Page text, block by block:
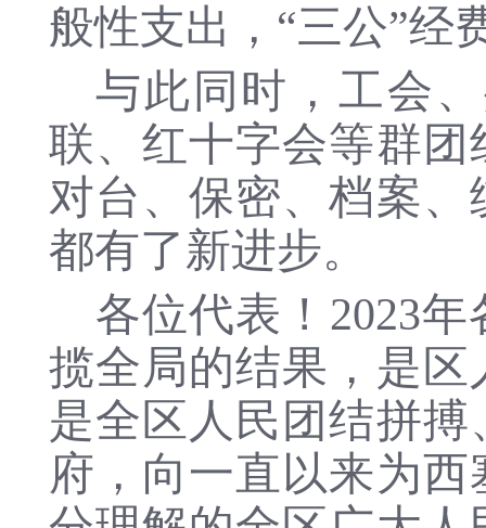
般性支出， “三公”经
与此同时， 工会
联、红十字会等群团
对台、保密、档案
都有了新进步。
各位代表！ 2023
揽全局的结果，是
是全区人民团结拼
府，向一直以来为